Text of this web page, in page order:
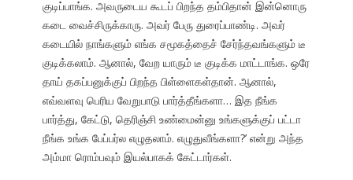
குடிப்பாங்க. அவருடைய கூடப் பிறந்த தம்பிதான் இன்னொரு
கடை வைச்சிருக்காரு. அவர் பேரு துரைப்பாண்டி. அவர்
கடையில் நாங்களும் எங்க சமூகத்தைச் சேர்ந்தவங்களும் டீ
குடிக்கலாம். ஆனால், வேற யாரும் டீ குடிக்க மாட்டாங்க. ஒரே
தாய் தகப்பனுக்குப் பிறந்த பிள்ளைகள்தான். ஆனால்,
எவ்வளவு பெரிய வேறுபாடு பார்த்தீங்களா… இத நீங்க
பார்த்து, கேட்டு, தெரிஞ்சி உண்மைன்னு உங்களுக்குப் பட்டா
நீங்க உங்க பேப்பர்ல எழுதலாம். எழுதுவீங்களா?’ என்று அந்த
அம்மா ரொம்பவும் இயல்பாகக் கேட்டார்கள்.